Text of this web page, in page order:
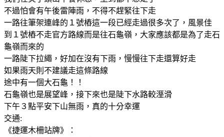
不過怕會有午後雷陣雨，不得不趕緊往下走
一路往筆架連峰的１號樁這一段已經走過很多次了，風景佳
到１號樁不走官方路線而是往石龜嶺，大家應該都是為了走石
龜嶺而來的
一路陡下拉繩，好加在沒有下雨，慢慢往下走還算好走
如果雨天則不建議走這條路線
途中有一個大石龜！！
石龜嶺也是展望峰，接下來也是陡下水路較溼滑
下午３點平安下山無雨，真的十分幸運
交通:
《捷運木柵站牌》：